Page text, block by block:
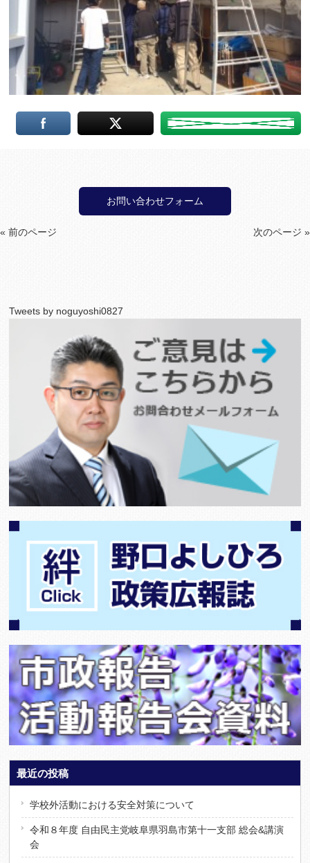
お問い合わせフォーム
« 前のページ 次のページ »
Tweets by noguyoshi0827
最近の投稿
学校外活動における安全対策について
令和８年度 自由民主党岐阜県羽島市第十一支部 総会&講演
会